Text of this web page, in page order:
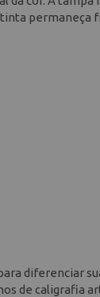
permaneça
diferenciar
de caligrafia